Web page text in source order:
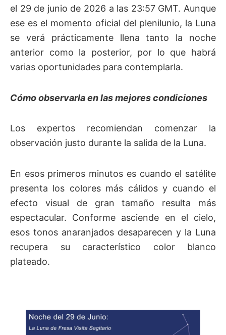
el 29 de junio de 2026 a las 23:57 GMT. Aunque
ese es el momento oficial del plenilunio, la Luna
se verá prácticamente llena tanto la noche
anterior como la posterior, por lo que habrá
varias oportunidades para contemplarla.
Cómo observarla en las mejores condiciones
Los expertos recomiendan comenzar la
observación justo durante la salida de la Luna.
En esos primeros minutos es cuando el satélite
presenta los colores más cálidos y cuando el
efecto visual de gran tamaño resulta más
espectacular. Conforme asciende en el cielo,
esos tonos anaranjados desaparecen y la Luna
recupera su característico color blanco
plateado.